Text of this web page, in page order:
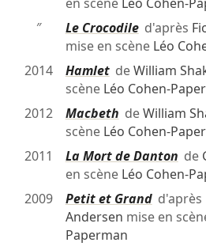
″
Le Crocodiled'après
mise en scène Léo
2014
HamletdeWilliam
scène Léo Cohen-
2012
Macbeth deWilliam
scène Léo Cohen-
2011
La Mort de Danton de
en scène Léo Cohen-
2009
Petit et Grandd'après
Andersen mise en
Paperman